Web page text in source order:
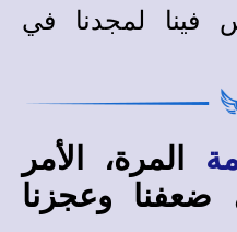
فينا لمجدنا في
المرة، الأمر
وعجزنا